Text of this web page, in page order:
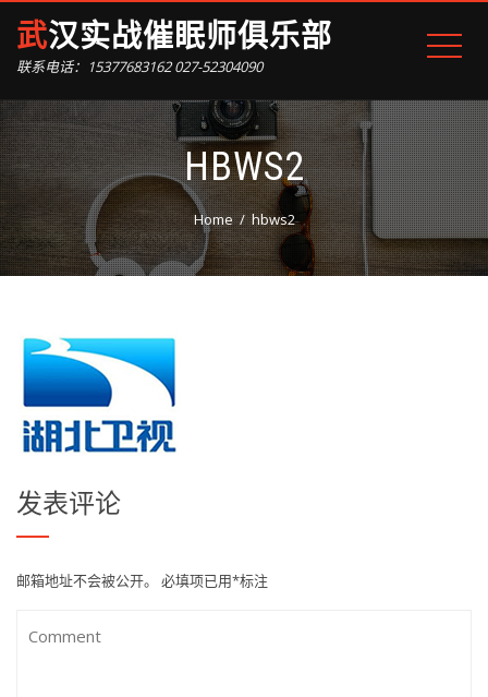
武汉实战催眠师俱乐部
联系电话：15377683162 027-52304090
HBWS2
Home hbws2
发表评论
邮箱地址不会被公开。 必填项已用*标注